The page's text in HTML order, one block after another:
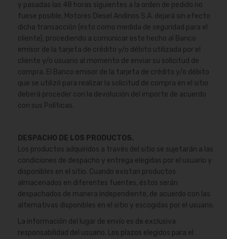
y pasadas las 48 horas siguientes a la orden de pedido no
fuese posible, Motores Diesel Andinos S.A. dejará sin efecto
dicha transacción (esto como medida de seguridad para el
cliente), procediendo a comunicar este hecho al Banco
emisor de la tarjeta de crédito y/o débito utilizada por el
cliente y/o usuario al momento de enviar su solicitud de
compra. El Banco emisor de la tarjeta de crédito y/o débito
que se utilizó para realizar la solicitud de compra en el sitio
deberá proceder con la devolución del importe de acuerdo
con sus Políticas.
DESPACHO DE LOS PRODUCTOS.
Los productos adquiridos a través del sitio se sujetarán a las
condiciones de despacho y entrega elegidas por el usuario y
disponibles en el sitio. Cuando existan productos
almacenados en diferentes fuentes, éstos serán
despachados de manera independiente, de acuerdo con las
alternativas disponibles en el sitio y escogidas por el usuario.
La información del lugar de envío es de exclusiva
responsabilidad del usuario. Los plazos elegidos para el